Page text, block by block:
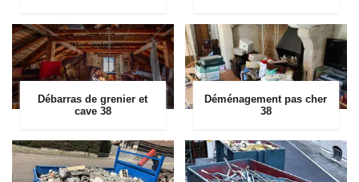
Débarras de grenier et
cave 38
Déménagement pas cher
38